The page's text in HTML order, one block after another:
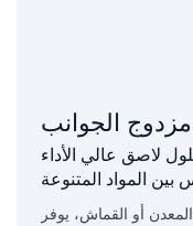
الجوانب
لاصق عالي الأداء
أو القماش، يوفر